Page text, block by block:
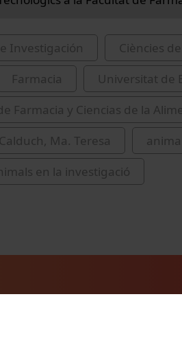
Investigación
Ciències
Farmacia
Universitat de
Farmacia y Ciencias de la
Ma. Teresa
en la investigació